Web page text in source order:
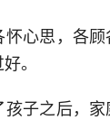
心思，各
。
子之后，